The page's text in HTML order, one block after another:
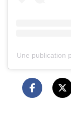
Une publication